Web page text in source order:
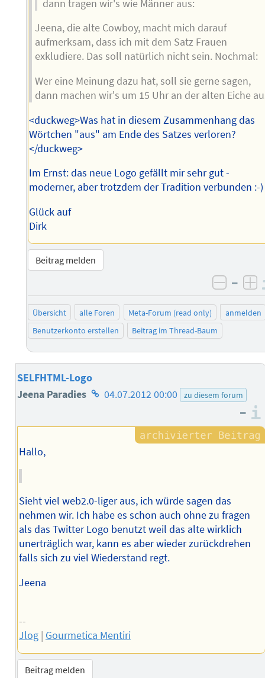
dann tragen wir's wie Männer aus:
Jeena, die alte Cowboy, macht mich darauf
aufmerksam, dass ich mit dem Satz Frauen
exkludiere. Das soll natürlich nicht sein. Nochmal:
Wer eine Meinung dazu hat, soll sie gerne sagen,
dann machen wir's um 15 Uhr an der alten Eiche
<duckweg>Was hat in diesem Zusammenhang das
Wörtchen "aus" am Ende des Satzes verloren?
</duckweg>
Im Ernst: das neue Logo gefällt mir sehr gut -
moderner, aber trotzdem der Tradition verbunden :-)
Glück auf
Dirk
Beitrag melden
–
Übersicht alle Foren Meta-Forum (read only)
anmelden
Benutzerkonto erstellen
Beitrag im Thread-Baum
SELFHTML-Logo
Jeena Paradies Homepage
Autors
04.07.2012 00:00 zu diesem forum
–
Hallo,
Sieht viel web2.0-liger aus, ich würde sagen das
nehmen wir. Ich habe es schon auch ohne zu fragen
als das Twitter Logo benutzt weil das alte wirklich
unerträglich war, kann es aber wieder zurückdrehen
falls sich zu viel Wiederstand regt.
Jeena
--
Jlog| Gourmetica Mentiri
Beitrag melden